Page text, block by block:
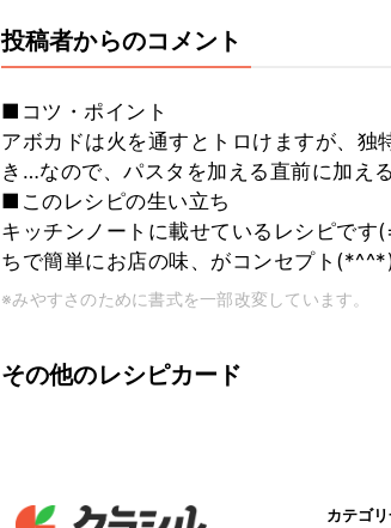
投稿者からのコメント
■コツ・ポイント
アボカドは火を通すとトロけますが、
き…なので、パスタを加える直前に加え
■このレシピの生い立ち
キッチンノートに載せているレシピで
ちで簡単にお店の味、がコンセプト
※みやすさのために書式を一部改変しています。
その他のレシピカード
カテゴ